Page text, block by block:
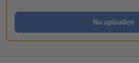
Nu uploaden